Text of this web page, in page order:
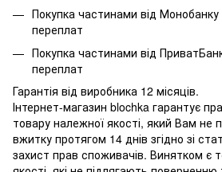
Покупка частинами від
переплат
Покупка частинами від
переплат
Гарантія від виробника 12 місяців.
Інтернет-магазин blochka гарантує
товару належної якості, який Вам не
вжитку протягом 14 днів згідно зі
захист прав споживачів. Винятком є